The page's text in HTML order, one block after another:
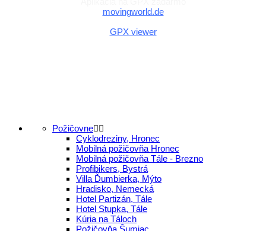
movingworld.de
GPX viewer
Požičovne
Cyklodreziny, Hronec
Mobilná požičovňa Hronec
Mobilná požičovňa Tále - Brezno
Profibikers, Bystrá
Villa Ďumbierka, Mýto
Hradisko, Nemecká
Hotel Partizán, Tále
Hotel Stupka, Tále
Kúria na Táloch
Požičovňa Šumiac